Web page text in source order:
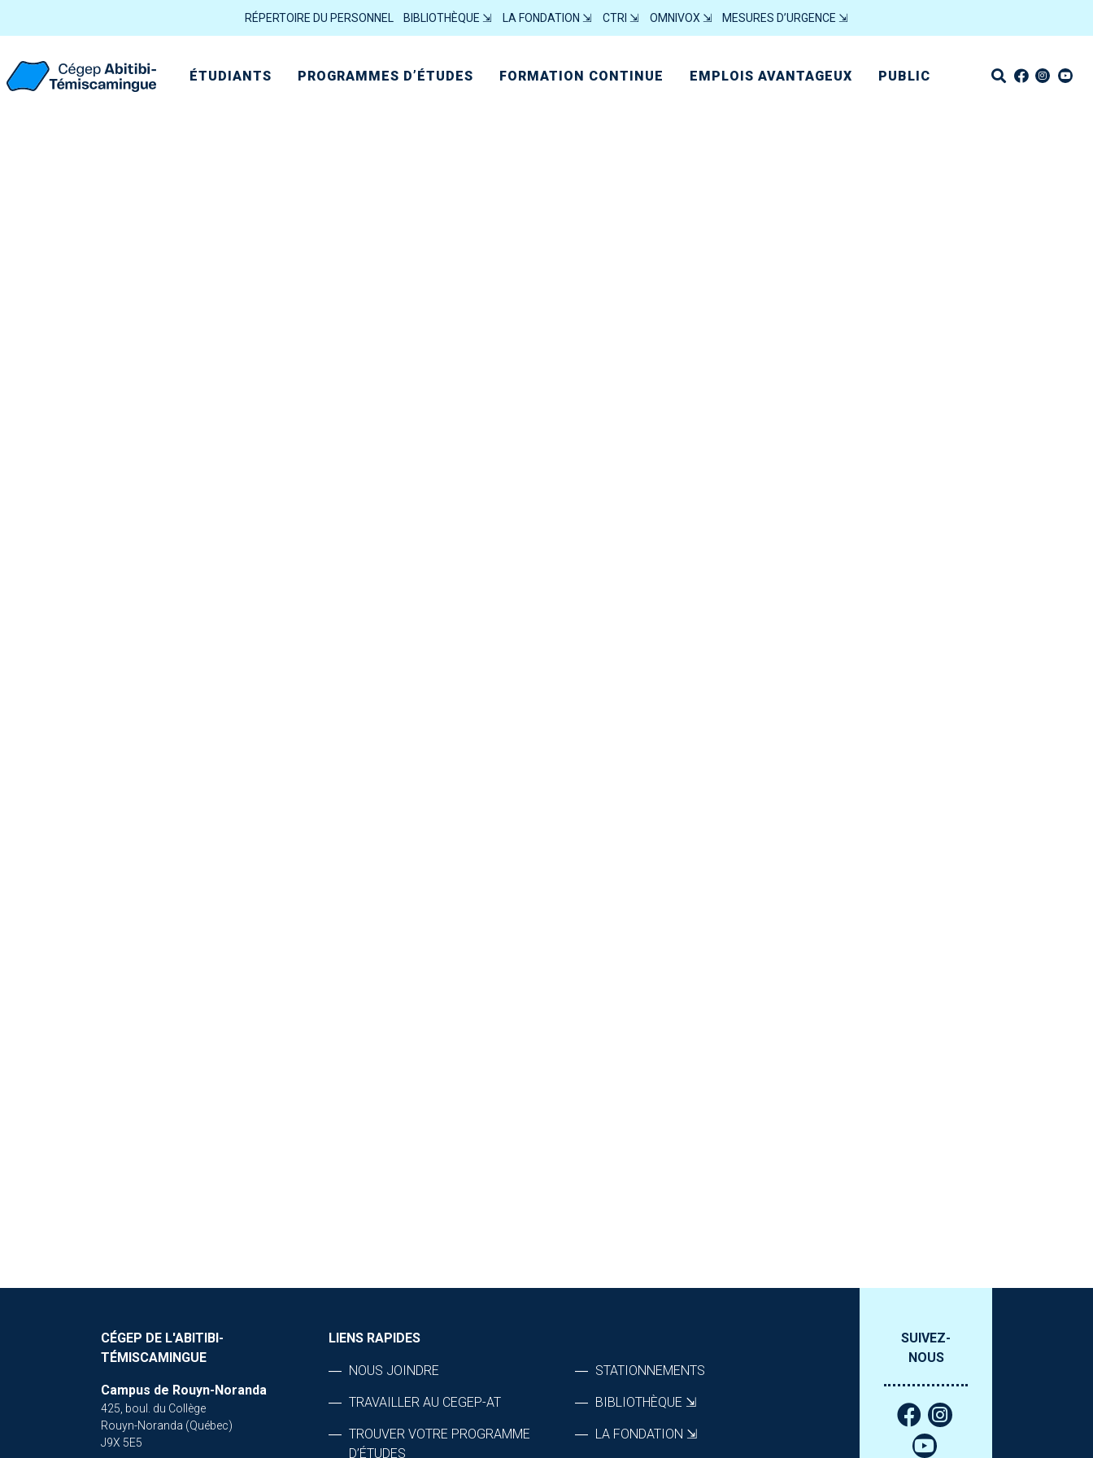
RÉPERTOIRE DU PERSONNEL BIBLIOTHÈQUE ⇲ LA FONDATION ⇲ CTRI ⇲ OMNIVOX ⇲ MESURES D’URGENCE ⇲
ÉTUDIANTS PROGRAMMES D’ÉTUDES FORMATION CONTINUE EMPLOIS AVANTAGEUX PUBLIC
CÉGEP DE L'ABITIBI-
TÉMISCAMINGUE
Campus de Rouyn-Noranda
425, boul. du Collège
Rouyn-Noranda (Québec)
J9X 5E5
LIENS RAPIDES
NOUS JOINDRE
TRAVAILLER AU CEGEP-AT
TROUVER VOTRE PROGRAMME
D’ÉTUDES
STATIONNEMENTS
BIBLIOTHÈQUE ⇲
LA FONDATION ⇲
SUIVEZ-
NOUS